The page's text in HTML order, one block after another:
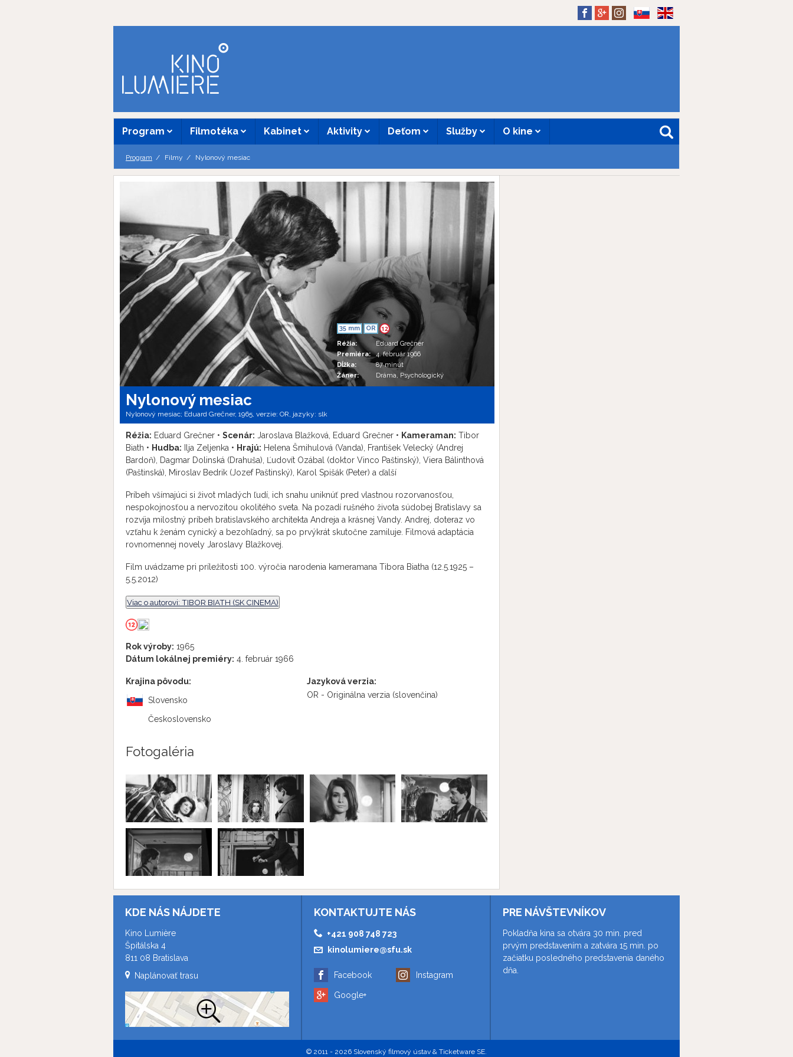
Program Filmotéka Kabinet Aktivity Deťom Služby O kine
Program Filmy Nylonový mesiac
35 mm OR 12
Réžia:
Eduard Grečner
Premiéra:
4. február 1966
Dĺžka:
87 minút
Žáner:
Dráma, Psychologický
Nylonový mesiac
Nylonový mesiac; Eduard Grečner, 1965, verzie: OR, jazyky: slk
Réžia: Eduard Grečner • Scenár: Jaroslava Blažková, Eduard Grečner • Kameraman: Tibor
Biath • Hudba: Ilja Zeljenka • Hrajú: Helena Šmihulová (Vanda), František Velecký (Andrej
Bardoň), Dagmar Dolinská (Drahuša), Ľudovít Ozábal (doktor Vinco Paštinský), Viera Bálinthová
(Paštinská), Miroslav Bedrik (Jozef Paštinský), Karol Spišák (Peter) a ďalší
Príbeh všímajúci si život mladých ľudí, ich snahu uniknúť pred vlastnou rozorvanosťou,
nespokojnosťou a nervozitou okolitého sveta. Na pozadí rušného života súdobej Bratislavy sa
rozvíja milostný príbeh bratislavského architekta Andreja a krásnej Vandy. Andrej, doteraz vo
vzťahu k ženám cynický a bezohľadný, sa po prvýkrát skutočne zamiluje. Filmová adaptácia
rovnomennej novely Jaroslavy Blažkovej.
Film uvádzame pri príležitosti 100. výročia narodenia kameramana Tibora Biatha (12.5.1925 –
5.5.2012)
Viac o autorovi: TIBOR BIATH (SK CINEMA)
Rok výroby: 1965
Dátum lokálnej premiéry: 4. február 1966
Krajina pôvodu:
Slovensko
Československo
Jazyková verzia:
OR - Originálna verzia (slovenčina)
Fotogaléria
KDE NÁS NÁJDETE
Kino Lumière
Špitálska 4
811 08 Bratislava
Naplánovať trasu
KONTAKTUJTE NÁS
+421 908 748 723
kinolumiere@sfu.sk
Facebook
Google+
Instagram
PRE NÁVŠTEVNÍKOV
Pokladňa kina sa otvára 30 min. pred
prvým predstavením a zatvára 15 min. po
začiatku posledného predstavenia daného
dňa.
© 2011 - 2026 Slovenský filmový ústav & Ticketware SE.